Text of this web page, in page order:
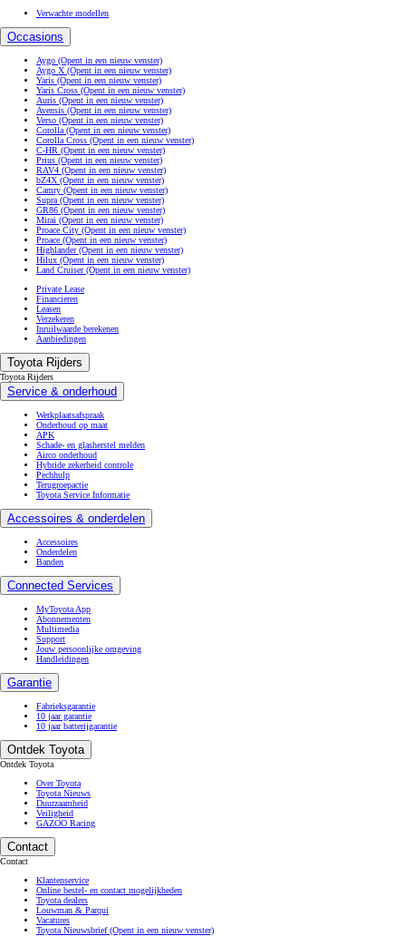
Verwachte modellen
Occasions
Aygo (Opent in een nieuw venster)
Aygo X (Opent in een nieuw venster)
Yaris (Opent in een nieuw venster)
Yaris Cross (Opent in een nieuw venster)
Auris (Opent in een nieuw venster)
Avensis (Opent in een nieuw venster)
Verso (Opent in een nieuw venster)
Corolla (Opent in een nieuw venster)
Corolla Cross (Opent in een nieuw venster)
C-HR (Opent in een nieuw venster)
Prius (Opent in een nieuw venster)
RAV4 (Opent in een nieuw venster)
bZ4X (Opent in een nieuw venster)
Camry (Opent in een nieuw venster)
Supra (Opent in een nieuw venster)
GR86 (Opent in een nieuw venster)
Mirai (Opent in een nieuw venster)
Proace City (Opent in een nieuw venster)
Proace (Opent in een nieuw venster)
Highlander(Opent in een nieuw venster)
Hilux (Opent in een nieuw venster)
Land Cruiser(Opent in een nieuw venster)
Private Lease
Financieren
Leasen
Verzekeren
Inruilwaarde berekenen
Aanbiedingen
Toyota Rijders
Toyota Rijders
Service & onderhoud
Werkplaatsafspraak
Onderhoud op maat
APK
Schade- en glasherstel melden
Airco onderhoud
Hybride zekerheid controle
Pechhulp
Terugroepactie
Toyota Service Informatie
Accessoires & onderdelen
Accessoires
Onderdelen
Banden
Connected Services
MyToyota App
Abonnementen
Multimedia
Support
Jouw persoonlijke omgeving
Handleidingen
Garantie
Fabrieksgarantie
10 jaar garantie
10 jaar batterijgarantie
Ontdek Toyota
Ontdek Toyota
Over Toyota
Toyota Nieuws
Duurzaamheid
Veiligheid
GAZOO Racing
Contact
Contact
Klantenservice
Online bestel- en contact mogelijkheden
Toyota dealers
Louwman & Parqui
Vacatures
Toyota Nieuwsbrief(Opent in een nieuw venster)